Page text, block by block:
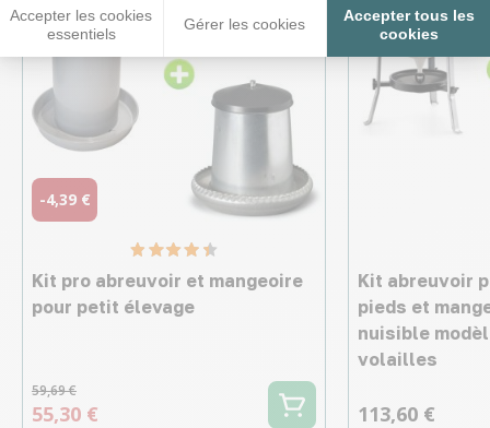
Accepter les cookies
essentiels
Gérer les cookies
Accepter tous les
cookies
-4,39 €
Kit pro abreuvoir et mangeoire
pour petit élevage
59,69 €
55,30 €
Kit abreuvoir
pieds et
nuisible
volailles
113,60 €